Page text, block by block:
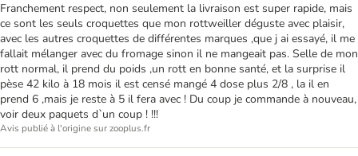
Franchement respect, non seulement la livraison est super rapide, mais
ce sont les seuls croquettes que mon rottweiller déguste avec plaisir,
avec les autres croquettes de différentes marques ,que j ai essayé, il me
fallait mélanger avec du fromage sinon il ne mangeait pas. Selle de mon
rott normal, il prend du poids ,un rott en bonne santé, et la surprise il
pèse 42 kilo à 18 mois il est censé mangé 4 dose plus 2/8 , la il en
prend 6 ,mais je reste à 5 il fera avec ! Du coup je commande à nouveau,
voir deux paquets d`un coup ! !!!
Avis publié à l'origine sur zooplus.fr